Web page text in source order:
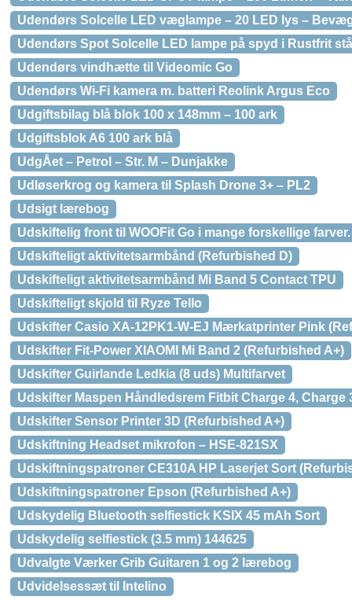
Udendørs Solcelle LED væglampe – 20 LED lys –
Udendørs Spot Solcelle LED lampe på spyd i Rustfrit
Udendørs vindhætte til Videomic Go
Udendørs Wi-Fi kamera m. batteri Reolink Argus Eco
Udgiftsbilag blå blok 100 x 148mm – 100 ark
Udgiftsblok A6 100 ark blå
UdgÅet – Petrol – Str. M – Dunjakke
Udløserkrog og kamera til Splash Drone 3+ – PL2
Udsigt lærebog
Udskiftelig front til WOOFit Go i mange forskellige farver.
Udskifteligt aktivitetsarmbånd (Refurbished D)
Udskifteligt aktivitetsarmbånd Mi Band 5 Contact TPU
Udskifteligt skjold til Ryze Tello
Udskifter Casio XA-12PK1-W-EJ Mærkatprinter Pink
Udskifter Fit-Power XIAOMI Mi Band 2 (Refurbished A+)
Udskifter Guirlande Ledkia (8 uds) Multifarvet
Udskifter Maspen Håndledsrem Fitbit Charge 4, Charge
Udskifter Sensor Printer 3D (Refurbished A+)
Udskiftning Headset mikrofon – HSE-821SX
Udskiftningspatroner CE310A HP Laserjet Sort
Udskiftningspatroner Epson (Refurbished A+)
Udskydelig Bluetooth selfiestick KSIX 45 mAh Sort
Udskydelig selfiestick (3.5 mm) 144625
Udvalgte Værker Grib Guitaren 1 og 2 lærebog
Udvidelsessæt til Intelino